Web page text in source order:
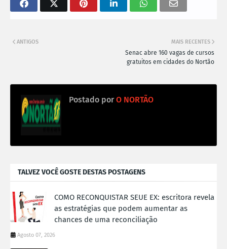
MAIS RECENTES
Senac abre 160 vagas de cursos
gratuitos em cidades do Nortão
ANTIGOS
Postado por O NORTÃO
TALVEZ VOCÊ GOSTE DESTAS POSTAGENS
COMO RECONQUISTAR SEUE EX: escritora revela
as estratégias que podem aumentar as
chances de uma reconciliação
Agosto 07, 2026